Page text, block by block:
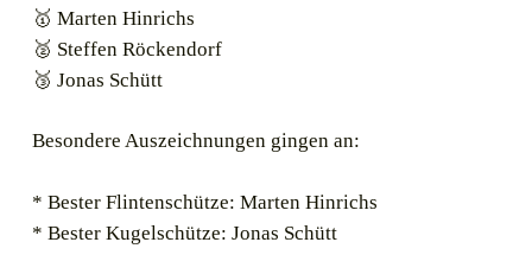
🥇 Marten Hinrichs
🥈 Steffen Röckendorf
🥉 Jonas Schütt
Besondere Auszeichnungen gingen an:
* Bester Flintenschütze: Marten Hinrichs
* Bester Kugelschütze: Jonas Schütt